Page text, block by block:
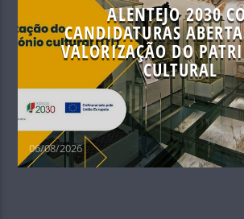
ALENTEJO 2030
CANDIDATURAS
VALORIZAÇÃO DO
CULTURAL
06/08/2026